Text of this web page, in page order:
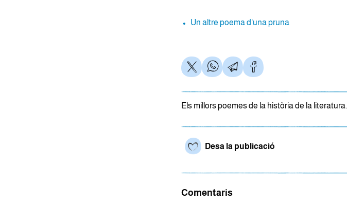
Un altre poema d'una pruna
Els millors poemes de la història de la literatura.
Desa la publicació
Comentaris